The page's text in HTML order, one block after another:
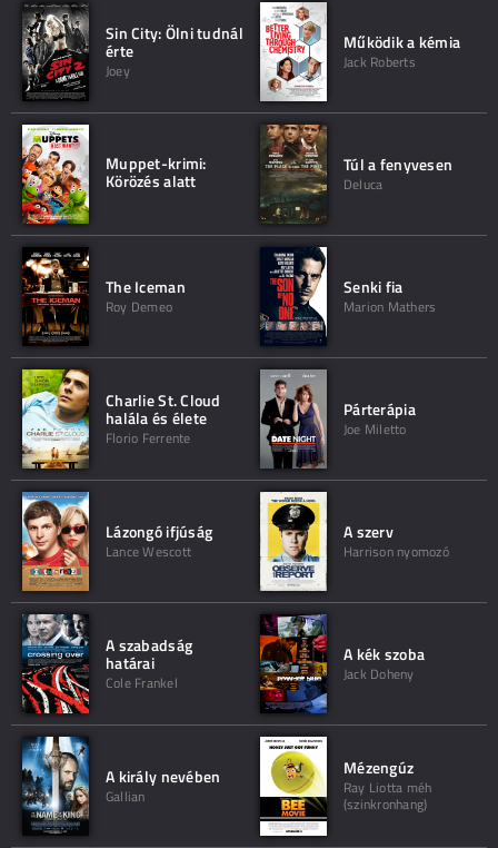
Sin City: Ölni tudnál
érte
Joey
Működik a kémia
Jack Roberts
Muppet-krimi:
Körözés alatt
Túl a fenyvesen
Deluca
The Iceman
Roy Demeo
Senki fia
Marion Mathers
Charlie St. Cloud
halála és élete
Florio Ferrente
Párterápia
Joe Miletto
Lázongó ifjúság
Lance Wescott
A szerv
Harrison nyomozó
A szabadság
határai
Cole Frankel
A kék szoba
Jack Doheny
A király nevében
Gallian
Mézengúz
Ray Liotta méh
(szinkronhang)